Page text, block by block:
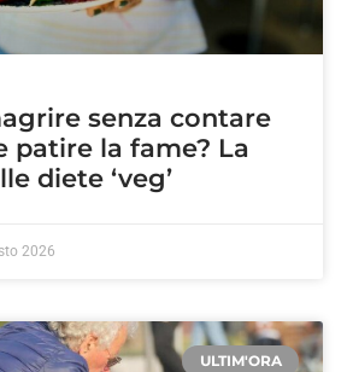
senza contare
patire la fame? La
diete ‘veg’
2026
ULTIM'ORA